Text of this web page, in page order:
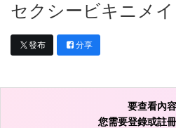
セクシービキニメイ
發布 分享
要查看內容
您需要登錄或註冊